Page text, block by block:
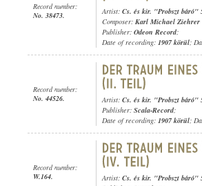
Record number:
No. 38473.
Artist: Cs. és kir. "Probszt báró"
Composer: Karl Michael Ziehrer
Publisher: Odeon Record;
Date of recording: 1907 körül;
Record number:
No. 44526.
Artist: Cs. és kir. "Probszt báró"
Publisher: Scala-Record;
Date of recording: 1907 körül;
Record number:
W.164.
Artist: Cs. és kir. "Probszt báró"